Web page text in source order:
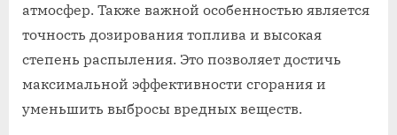
атмосфер. Также важной особенностью является
точность дозирования топлива и высокая
степень распыления. Это позволяет достичь
максимальной эффективности сгорания и
уменьшить выбросы вредных веществ.